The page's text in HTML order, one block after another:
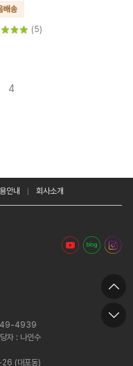
(5)
4
안내 회사소개
4939
자 : 나인수
26 (대포동)